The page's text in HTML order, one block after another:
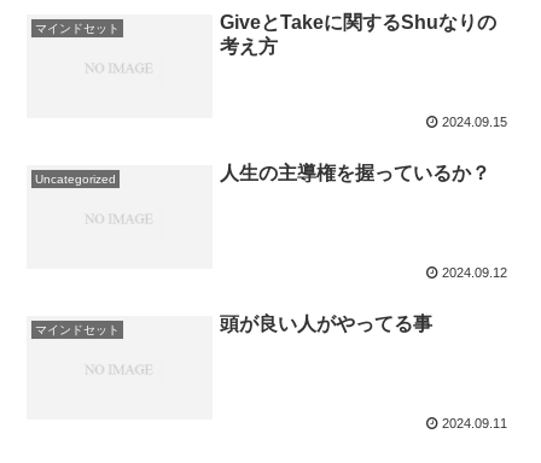
マインドセット
GiveとTakeに関するShuなりの
考え方
2024.09.15
Uncategorized 人生の主導権を握っているか？
2024.09.12
マインドセット 頭が良い人がやってる事
2024.09.11